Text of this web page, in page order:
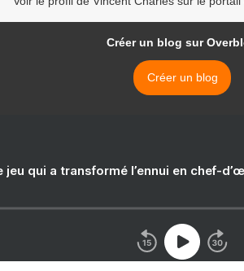
Créer un blog sur
Créer un blog
jeu qui a transformé l’ennui en chef-